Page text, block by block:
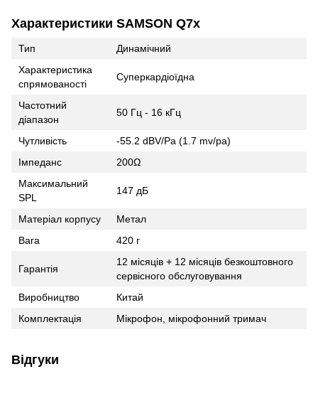
Характеристики SAMSON Q7x
Тип
Динамічний
Характеристика
спрямованості
Суперкардіоїдна
Частотний
діапазон
50 Гц - 16 кГц
Чутливість
-55.2 dBV/Pa (1.7 mv/pa)
Імпеданс
200Ω
Максимальний
SPL
147 дБ
Матеріал корпусу
Метал
Вага
420 г
Гарантія
12 місяців + 12 місяців безкоштовного
сервісного обслуговування
Виробництво
Китай
Комплектація
Мікрофон, мікрофонний тримач
Відгуки